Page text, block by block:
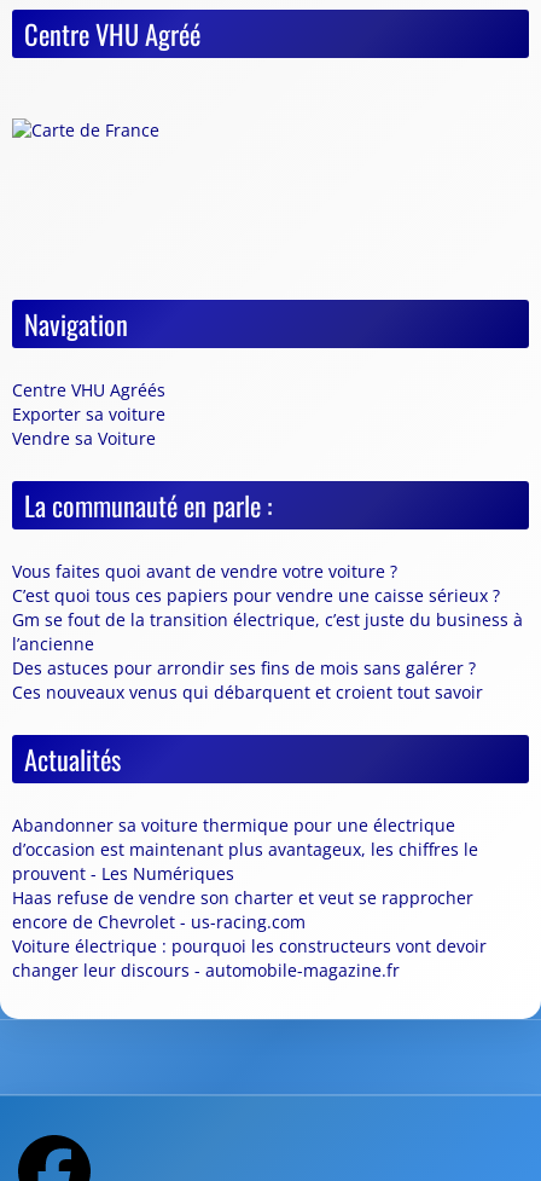
Centre VHU Agréé
Navigation
Centre VHU Agréés
Exporter sa voiture
Vendre sa Voiture
La communauté en parle :
Vous faites quoi avant de vendre votre voiture ?
C’est quoi tous ces papiers pour vendre une caisse sérieux ?
Gm se fout de la transition électrique, c’est juste du business à
l’ancienne
Des astuces pour arrondir ses fins de mois sans galérer ?
Ces nouveaux venus qui débarquent et croient tout savoir
Actualités
Abandonner sa voiture thermique pour une électrique
d’occasion est maintenant plus avantageux, les chiffres le
prouvent - Les Numériques
Haas refuse de vendre son charter et veut se rapprocher
encore de Chevrolet - us-racing.com
Voiture électrique : pourquoi les constructeurs vont devoir
changer leur discours - automobile-magazine.fr